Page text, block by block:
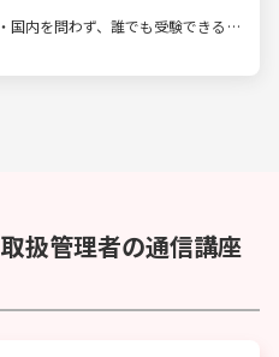
国内を問わず、誰でも受験できる
えば受験資格が多いですが、
扱管理者の通信講座